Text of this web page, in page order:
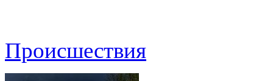
Происшествия